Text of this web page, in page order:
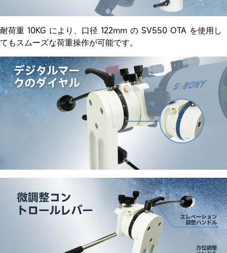
耐荷重 10KG により、口径 122mm の SV550 OTA を使用し
てもスムーズな荷重操作が可能です。